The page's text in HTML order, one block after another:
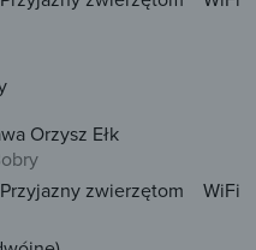
Orzysz Ełk
Przyjazny zwierzętom
WiFi